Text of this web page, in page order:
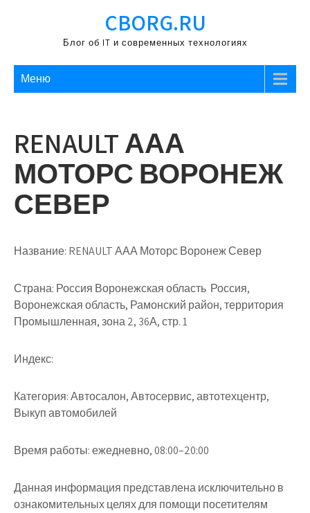
содержимому
CBORG.RU
Блог об IT и современных технологиях
Меню
RENAULT ААА
МОТОРС ВОРОНЕЖ
СЕВЕР
Название: RENAULT ААА Моторс Воронеж Север
Страна: Россия Воронежская область Россия,
Воронежская область, Рамонский район, территория
Промышленная, зона 2, 36А, стр. 1
Индекс:
Категория:Автосалон, Автосервис, автотехцентр,
Выкуп автомобилей
Время работы:ежедневно, 08:00–20:00
Данная информация представлена исключительно в
ознакомительных целях для помощи посетителям